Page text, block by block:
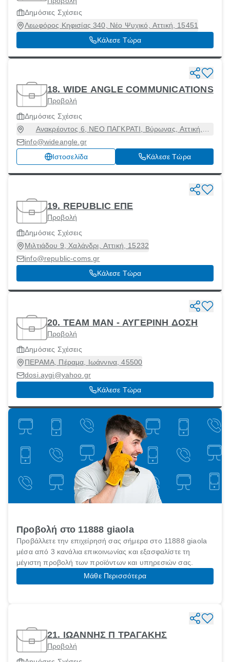
Δημόσιες Σχέσεις
Λεωφόρος Κηφισίας 340, Νέο Ψυχικό, Αττική, 15451
Κάλεσε Τώρα
18. WIDE ANGLE COMMUNICATIONS
Προβολή
Δημόσιες Σχέσεις
Ανακρέοντος 6, ΝΕΟ ΠΑΓΚΡΑΤΙ, Βύρωνας, Αττική,
info@wideangle.gr
Ιστοσελίδα
Κάλεσε Τώρα
19. REPUBLIC ΕΠΕ
Προβολή
Δημόσιες Σχέσεις
Μιλτιάδου 9, Χαλάνδρι, Αττική, 15232
info@republic-coms.gr
Κάλεσε Τώρα
20. TEAM MAN - ΑΥΓΕΡΙΝΗ ΔΟΣΗ
Προβολή
Δημόσιες Σχέσεις
ΠΕΡΑΜΑ, Πέραμα, Ιωάννινα, 45500
dosi.aygi@yahoo.gr
Κάλεσε Τώρα
Προβολή στο 11888 giaola
Προβάλλετε την επιχείρησή σας σήμερα στο 11888 giaola
μέσα από 3 κανάλια επικοινωνίας και εξασφαλίστε τη
μέγιστη προβολή των προϊόντων και υπηρεσιών σας.
Μάθε Περισσότερα
21. ΙΩΑΝΝΗΣ Π ΤΡΑΓΑΚΗΣ
Προβολή